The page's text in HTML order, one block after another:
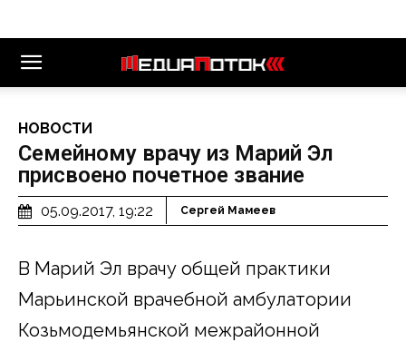
НОВОСТИ
Семейному врачу из Марий Эл
присвоено почетное звание
05.09.2017, 19:22 Сергей Мамеев
В Марий Эл врачу общей практики
Марьинской врачебной амбулатории
Козьмодемьянской межрайонной